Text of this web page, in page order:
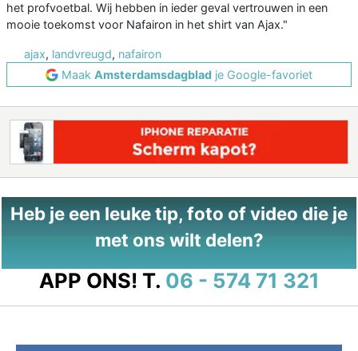
het profvoetbal. Wij hebben in ieder geval vertrouwen in een
mooie toekomst voor Nafairon in het shirt van Ajax."
ajax, landvreugd, nafairon
Maak Amsterdamsdagblad je Google-favoriet
Heb je een leuke tip, foto of video die je
met ons wilt delen?
APP ONS! T. 06 - 574 71 321